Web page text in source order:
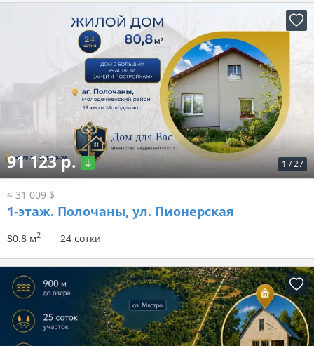
1 /27
91 123 р.
≈ 31 009 $
1-этаж. Полочаны, ул. Пионерская
80.8 м2 24 сотки